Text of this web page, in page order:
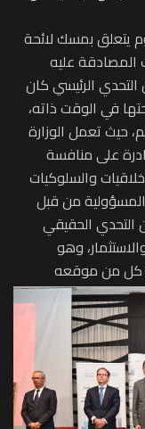
يتعلق بمسك لائحة
المصادقة عليه
الرئيسي كان
في الوقت ذاته،
حيث تعمل الوزارة
على منافسة
والسلوكيات
من قبل
التحدي الحقيقي
وهو
كل من موقعه